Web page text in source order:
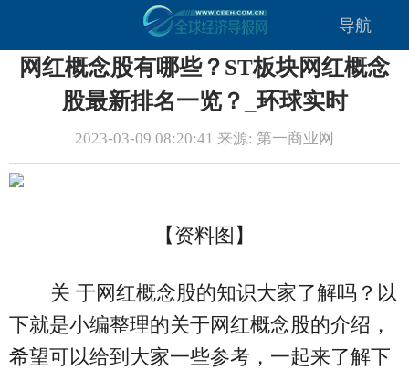
导航
网红概念股有哪些？ST板块网红概念
股最新排名一览？_环球实时
2023-03-09 08:20:41 来源: 第一商业网
【资料图】
关 于网红概念股的知识大家了解吗？以
下就是小编整理的关于网红概念股的介绍，
希望可以给到大家一些参考，一起来了解下